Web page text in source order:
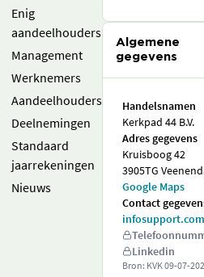
Enig
aandeelhouders
Management
Werknemers
Aandeelhouders
Deelnemingen
Standaard
jaarrekeningen
Nieuws
Algemene
gegevens
Handelsnamen
Kerkpad 44 B.V.
Adres gegevens
Kruisboog 42
3905TG
Google Maps
Contact
infosupport.com
Linkedin
Bron: KVK09-07-